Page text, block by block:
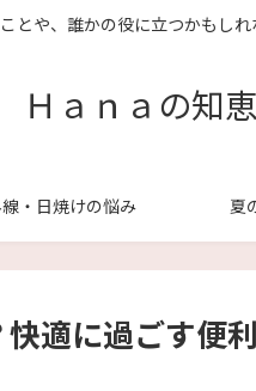
とや、誰かの役に立つかもしれ
Ｈａｎａの知
・日焼けの悩み 夏
適に過ごす便